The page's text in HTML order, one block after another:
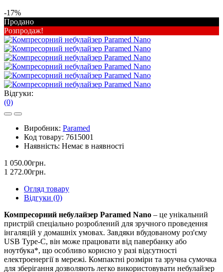
-17%
Продано
Розпродаж!
Відгуки:
(0)
Виробник: Paramed
Код товару: 7615001
Наявність: Немає в наявності
1 050.00грн.
1 272.00грн.
Огляд товару
Відгуки (0)
Компресорний небулайзер Paramed Nano – це унікальний
пристрій спеціально розроблений для зручного проведення
інгаляцій у домашніх умовах. Завдяки вбудованому роз'єму
USB Type-C, він може працювати від павербанку або
ноутбука*, що особливо корисно у разі відсутності
електроенергії в мережі. Компактні розміри та зручна сумочка
для зберігання дозволяють легко використовувати небулайзер